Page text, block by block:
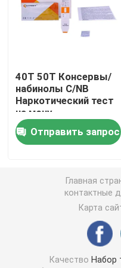
Набор теста
Тест отметки
Сердечный набор
Тест здоровья
ЕСЛИ читатель
Тест Иммуноанализ
40T 50T Консервы/
набинолы C/NB
Наркотический тест
на мочу
Отправить запрос
Главная
контактные
Карта
Качество Набор